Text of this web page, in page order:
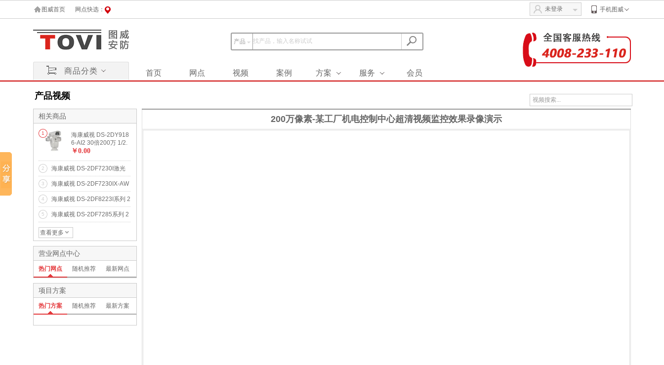
图威首页 网点快选： 未登录 手机图威
产品
商品分类 首页 网点 视频 案例 方案 服务 会员
产品视频
相关商品
海康威视 DS-2DY918
6-AI2 30倍200万 1/2.
8" ICR红外一体化网络
￥0.00
1
海康威视 DS-2DF7230I激光
球机系列 200 万像素激光红外
网络高清高速智能球机
2
海康威视 DS-2DF7230IX-AW
系列 200 万像素激光红外网络
高清高速雨刷智能球机
3
海康威视 DS-2DF8223I系列 2
00 万像素星光级红外网络高
清高速智能球机
4
海康威视 DS-2DF7285系列 2
00 万像素红外网络高清高速
智能球机
5
查看更多
营业网点中心
热门网点 随机推荐 最新网点
项目方案
热门方案 随机推荐 最新方案
200万像素-某工厂机电控制中心超清视频监控效果录像演示